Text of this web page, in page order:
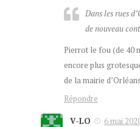
Dans les rues
de nouveau
Pierrot le fou (de 40
encore plus
de la mairie
Répondre
V-LO
6 mai